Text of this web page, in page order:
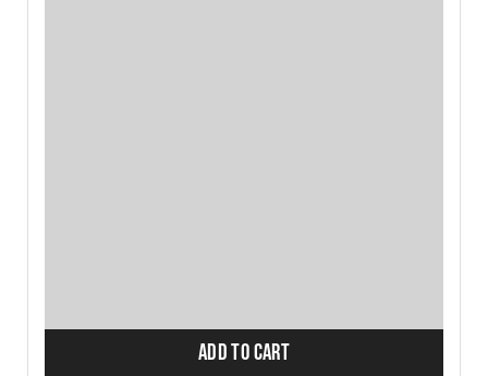
ADD TO CART